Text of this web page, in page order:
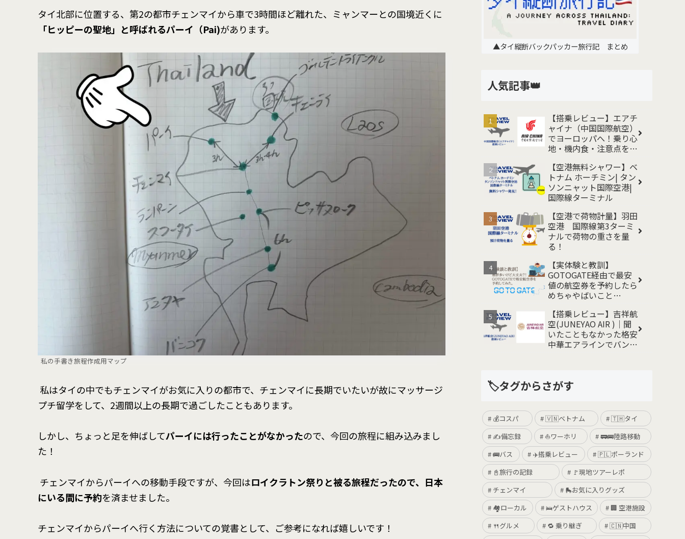
タイ北部に位置する、第2の都市チェンマイから車で3時間ほど離れた、ミャンマーとの国境近くに
「ヒッピーの聖地」と呼ばれるパーイ（Pai)があります。
私の手書き旅程作成用マップ
私はタイの中でもチェンマイがお気に入りの都市で、チェンマイに長期でいたいが故にマッサージ
プチ留学をして、2週間以上の長期で過ごしたこともあります。
しかし、ちょっと足を伸ばしてパーイには行ったことがなかったので、今回の旅程に組み込みまし
た！
チェンマイからパーイへの移動手段ですが、今回はロイクラトン祭りと被る旅程だったので、日本
にいる間に予約を済ませました。
チェンマイからパーイへ行く方法についての覚書として、ご参考になれば嬉しいです！
▲タイ縦断バックパッカー旅行記 まとめ
人気記事👑
【搭乗レビュー】エアチ
ャイナ（中国国際航空）
でヨーロッパへ！乗り心
地・機内食・注意点をレ
【空港無料シャワー】ベ
トナム ホーチミン| タン
ソンニャット国際空港|
国際線ターミナル
【空港で荷物計量】羽田
空港 国際線第3ターミ
ナルで荷物の重さを量
る！
【実体験と教訓】
GOTOGATE経由で最安
値の航空券を予約したら
めちゃやばいこと
【搭乗レビュー】吉祥航
空(JUNEYAO AIR )｜聞
いたこともなかった格安
中華エアラインでバンコ
🏷️タグからさがす
💰コスパ 🇻🇳ベトナム
🇹🇭タイ
✍️備忘録
⛵️ワーホリ
🚃🚌陸路移動
🚌バス
✈️搭乗レビュー
🇵🇱ポーランド
📓旅行の記録
🚩現地ツアーレポ
チェンマイ
🛼お気に入りグッズ
🏘ローカル
🛌ゲストハウス
🏢 空港施設
🍴グルメ
🔁 乗り継ぎ
🇨🇳中国